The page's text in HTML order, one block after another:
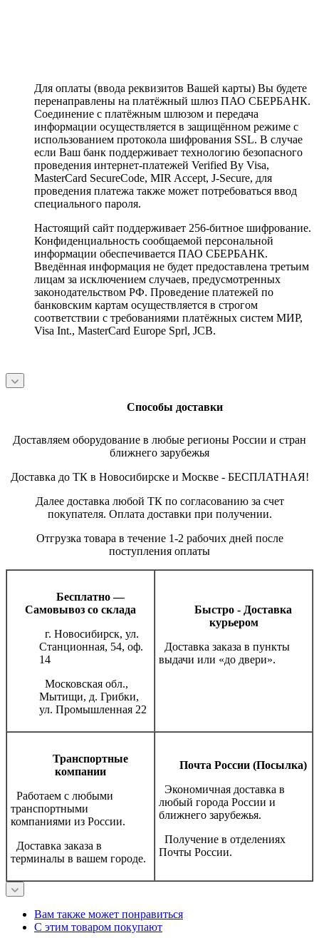
Для оплаты (ввода реквизитов Вашей карты) Вы будете
перенаправлены на платёжный шлюз ПАО СБЕРБАНК.
Соединение с платёжным шлюзом и передача
информации осуществляется в защищённом режиме с
использованием протокола шифрования SSL. В случае
если Ваш банк поддерживает технологию безопасного
проведения интернет-платежей Verified By Visa,
MasterCard SecureCode, MIR Accept, J-Secure, для
проведения платежа также может потребоваться ввод
специального пароля.
Настоящий сайт поддерживает 256-битное шифрование.
Конфиденциальность сообщаемой персональной
информации обеспечивается ПАО СБЕРБАНК.
Введённая информация не будет предоставлена третьим
лицам за исключением случаев, предусмотренных
законодательством РФ. Проведение платежей по
банковским картам осуществляется в строгом
соответствии с требованиями платёжных систем МИР,
Visa Int., MasterCard Europe Sprl, JCB.
Способы доставки
Доставляем оборудование в любые регионы России и стран
ближнего зарубежья
Доставка до ТК в Новосибирске и Москве - БЕСПЛАТНАЯ!
Далее доставка любой ТК по согласованию за счет
покупателя. Оплата доставки при получении.
Отгрузка товара в течение 1-2 рабочих дней после
поступления оплаты
Бесплатно —
Самовывоз со склада
г. Новосибирск, ул.
Станционная, 54, оф.
14
Московская обл.,
Мытищи, д. Грибки,
ул. Промышленная 22
Быстро - Доставка
курьером
Доставка заказа в пункты
выдачи или «до двери».
Транспортные
компании
Работаем с любыми
транспортными
компаниями из России.
Доставка заказа в
терминалы в вашем городе.
Почта России (Посылка)
Экономичная доставка в
любый города России и
ближнего зарубежья.
Получение в отделениях
Почты России.
Вам также может понравиться
С этим товаром покупают